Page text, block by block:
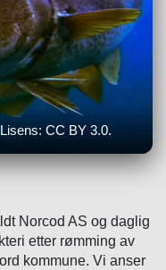
CC BY 3.0.
Norcod AS og daglig
etter rømming av
kommune. Vi anser